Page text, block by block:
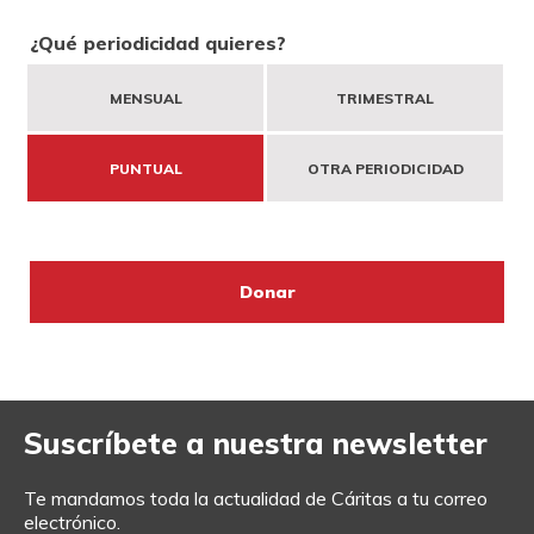
ACCESO PARA USUARIOS
ENTIDADES SOLIDARIAS
¿Qué periodicidad quieres?
MENSUAL TRIMESTRAL
PUNTUAL OTRA PERIODICIDAD
Suscríbete a nuestra newsletter
Te mandamos toda la actualidad de Cáritas a tu correo
electrónico.